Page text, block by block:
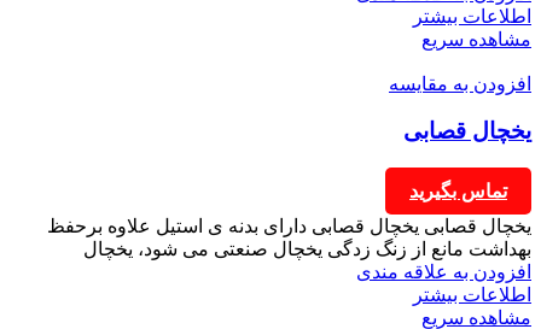
اطلاعات بیشتر
مشاهده سریع
افزودن به مقایسه
یخچال قصابی
تماس بگیرید
یخچال قصابی یخچال قصابی دارای بدنه ی استیل علاوه برحفظ
بهداشت مانع از زنگ زدگی یخچال صنعتی می شود، یخچال
افزودن به علاقه مندی
اطلاعات بیشتر
مشاهده سریع